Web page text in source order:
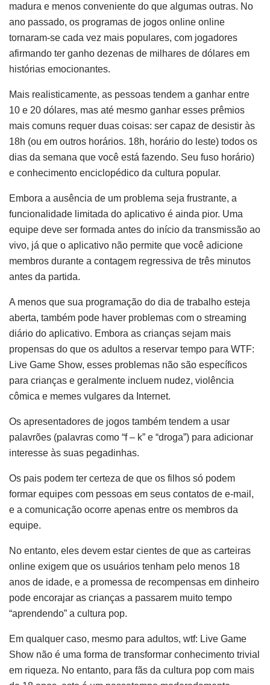
madura e menos conveniente do que algumas outras. No
ano passado, os programas de jogos online online
tornaram-se cada vez mais populares, com jogadores
afirmando ter ganho dezenas de milhares de dólares em
histórias emocionantes.
Mais realisticamente, as pessoas tendem a ganhar entre
10 e 20 dólares, mas até mesmo ganhar esses prêmios
mais comuns requer duas coisas: ser capaz de desistir às
18h (ou em outros horários. 18h, horário do leste) todos os
dias da semana que você está fazendo. Seu fuso horário)
e conhecimento enciclopédico da cultura popular.
Embora a ausência de um problema seja frustrante, a
funcionalidade limitada do aplicativo é ainda pior. Uma
equipe deve ser formada antes do início da transmissão ao
vivo, já que o aplicativo não permite que você adicione
membros durante a contagem regressiva de três minutos
antes da partida.
A menos que sua programação do dia de trabalho esteja
aberta, também pode haver problemas com o streaming
diário do aplicativo. Embora as crianças sejam mais
propensas do que os adultos a reservar tempo para WTF:
Live Game Show, esses problemas não são específicos
para crianças e geralmente incluem nudez, violência
cômica e memes vulgares da Internet.
Os apresentadores de jogos também tendem a usar
palavrões (palavras como “f – k” e “droga”) para adicionar
interesse às suas pegadinhas.
Os pais podem ter certeza de que os filhos só podem
formar equipes com pessoas em seus contatos de e-mail,
e a comunicação ocorre apenas entre os membros da
equipe.
No entanto, eles devem estar cientes de que as carteiras
online exigem que os usuários tenham pelo menos 18
anos de idade, e a promessa de recompensas em dinheiro
pode encorajar as crianças a passarem muito tempo
“aprendendo” a cultura pop.
Em qualquer caso, mesmo para adultos, wtf: Live Game
Show não é uma forma de transformar conhecimento trivial
em riqueza. No entanto, para fãs da cultura pop com mais